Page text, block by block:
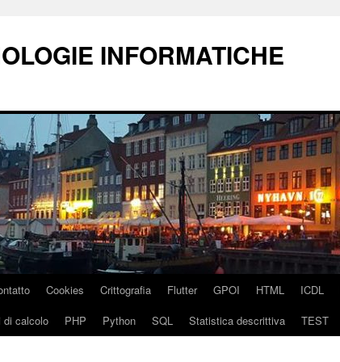
INFORMATICHE
Cookies Crittografia Flutter GPOI HTML ICDL
di calcolo PHP Python SQL Statistica descrittiva TEST